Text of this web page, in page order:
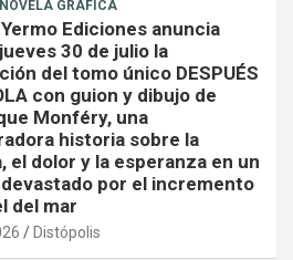
GRÁFICA
Ediciones anuncia
30 de julio la
del tomo único DESPUÉS
con guion y dibujo de
Monféry, una
historia sobre la
el dolor y la esperanza en un
por el incremento
del mar
Distópolis